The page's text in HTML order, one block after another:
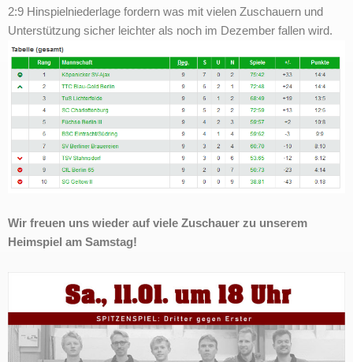
2:9 Hinspielniederlage fordern was mit vielen Zuschauern und
Unterstützung sicher leichter als noch im Dezember fallen wird.
Wir freuen uns wieder auf viele Zuschauer zu unserem
Heimspiel am Samstag!